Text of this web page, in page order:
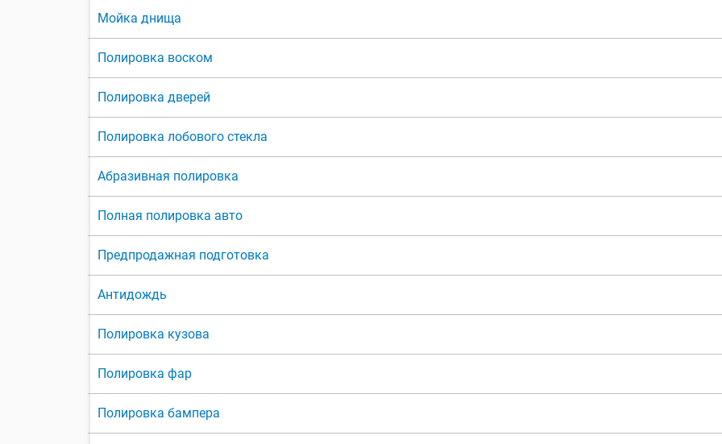
Мойка днища
Полировка воском
Полировка дверей
Полировка лобового стекла
Абразивная полировка
Полная полировка авто
Предпродажная подготовка
Антидождь
Полировка кузова
Полировка фар
Полировка бампера